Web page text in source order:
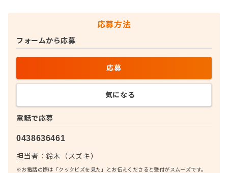
応募方法
電話で応募
0438636461
担当者：鈴木（スズキ）
※お電話の際は「クックビズを見た」とお伝えくださると受付がスムーズです。
フォームから応募
応募
気になる